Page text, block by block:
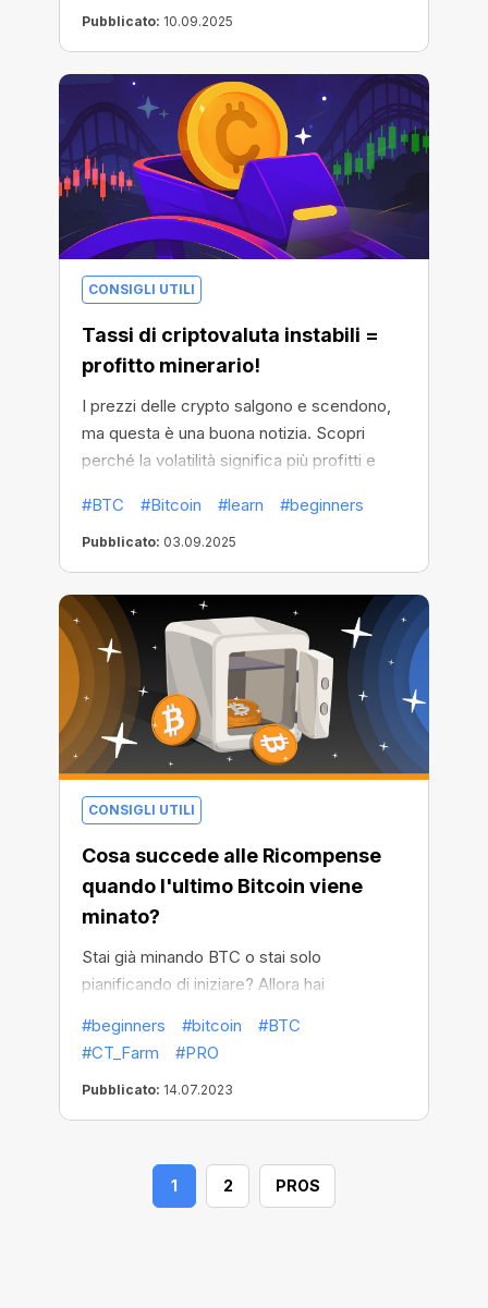
Pubblicato: 10.09.2025
CONSIGLI UTILI
Tassi di criptovaluta instabili =
profitto minerario!
I prezzi delle crypto salgono e scendono,
ma questa è una buona notizia. Scopri
perché la volatilità significa più profitti e
con il mercato.
#BTC #Bitcoin #learn #beginners
Pubblicato: 03.09.2025
CONSIGLI UTILI
Cosa succede alle Ricompense
quando l'ultimo Bitcoin viene
minato?
Stai già minando BTC o stai solo
pianificando di iniziare? Allora hai
dovresti fare affidamento su questi
guadagni. La buona notizia è che le
ricompense non andranno da nessuna
parte! Potrai contarci praticamente per
stato minato.
#beginners #bitcoin
#BTC
#CT_Farm
#PRO
Pubblicato: 14.07.2023
1 2 PROS